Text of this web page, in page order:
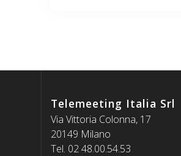
Telemeeting Italia Srl
Via Vittoria Colonna, 17
20149 Milano
Tel. 02 48.00.54.53